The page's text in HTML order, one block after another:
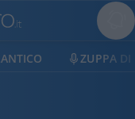
ZUPPA DI PORRO